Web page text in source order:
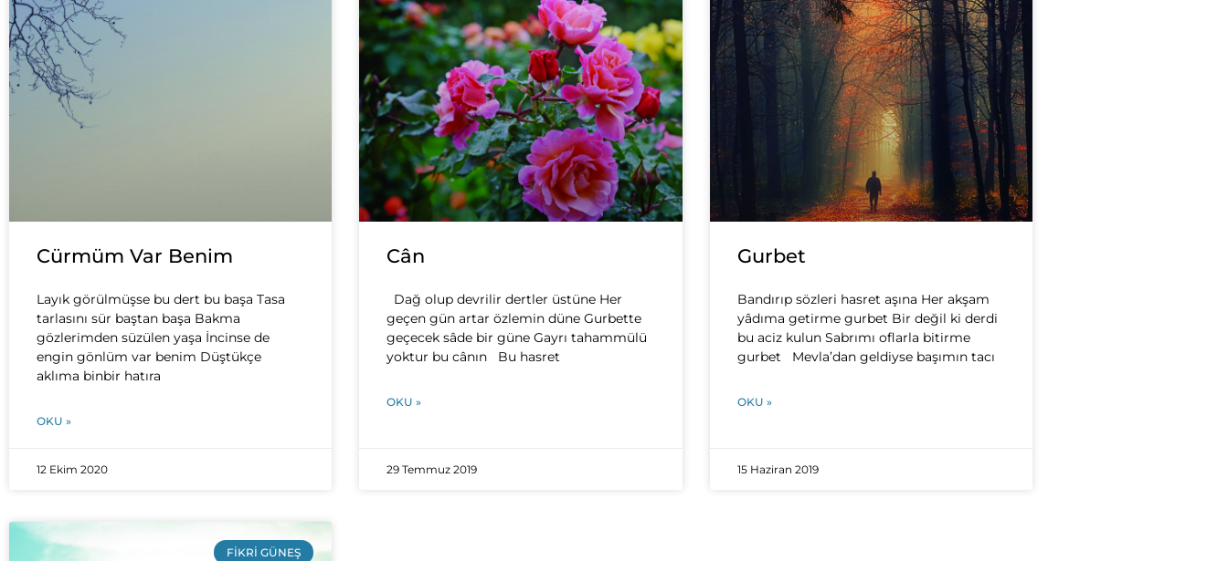
Cürmüm Var Benim
Layık görülmüşse bu dert bu başa Tasa
tarlasını sür baştan başa Bakma
gözlerimden süzülen yaşa İncinse de
engin gönlüm var benim Düştükçe
aklıma binbir hatıra
OKU »
12 Ekim 2020
Cân
Dağ olup devrilir dertler üstüne Her
geçen gün artar özlemin düne Gurbette
geçecek sâde bir güne Gayrı tahammülü
yoktur bu cânın Bu hasret
OKU »
29 Temmuz 2019
Gurbet
Bandırıp sözleri hasret aşına Her akşam
yâdıma getirme gurbet Bir değil ki derdi
bu aciz kulun Sabrımı oflarla bitirme
gurbet Mevla’dan geldiyse başımın tacı
OKU »
15 Haziran 2019
FIKRI GÜNEŞ